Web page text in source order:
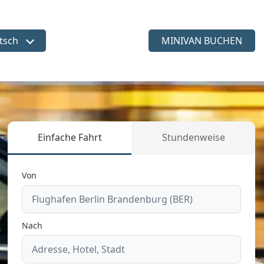
wählen MINIVAN BUCHEN
Einfache Fahrt Stundenweise
Von
Nach